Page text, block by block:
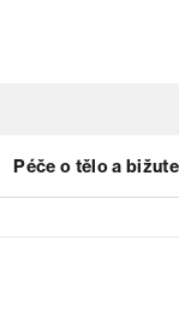
Péče o tělo a